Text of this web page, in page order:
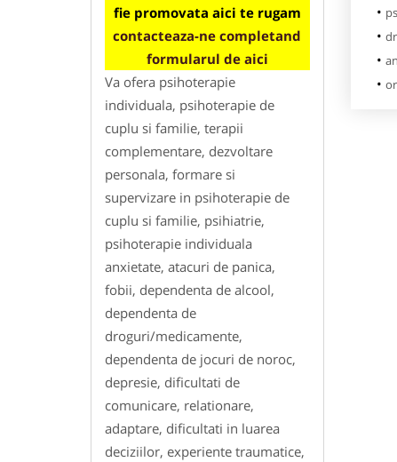
fie promovata aici te rugam
contacteaza-ne completand
formularul de aici
Va ofera psihoterapie
individuala, psihoterapie de
cuplu si familie, terapii
complementare, dezvoltare
personala, formare si
supervizare in psihoterapie de
cuplu si familie, psihiatrie,
psihoterapie individuala
anxietate, atacuri de panica,
fobii, dependenta de alcool,
dependenta de
droguri/medicamente,
dependenta de jocuri de noroc,
depresie, dificultati de
comunicare, relationare,
adaptare, dificultati in luarea
deciziilor, experiente traumatice,